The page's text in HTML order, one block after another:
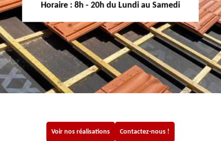
Horaire : 8h - 20h du Lundi au Samedi
Voir nos réalisations Contactez-nous !